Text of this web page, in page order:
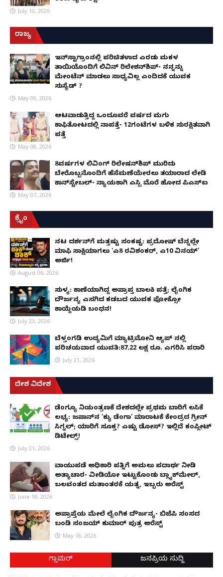
July 10, 2026
ರಾಜ್ಯ
ಇನ್​ಸ್ಟಾಗ್ರಾಂನಲ್ಲಿ ಪರಿಚಿತಳಾದ ಎರಡು ಮಕ್ಕಳ
ತಾಯಿಯೊಂದಿಗೆ ಲಿವಿನ್ ರಿಲೇಶನ್​ಶಿಪ್- ನನ್ನನ್ನು
ಮೇಂಟೆನ್ ಮಾಡಲು ಸಾಧ್ಯವಿಲ್ಲ ಎಂದಿದಕ್ಕೆ ಯುವಕ
ಸುಸೈಡ್ ?
May 09, 2026
ಆಟವಾಡುತ್ತಿದ್ದ ಒಂದೂವರೆ ವರ್ಷದ ಮಗು
ಕಾಫಿತೋಟದಲ್ಲಿ ನಾಪತ್ತೆ- 12ಗಂಟೆಗಳ ಬಳಿಕ ಸುರಕ್ಷಿತವಾಗಿ
ಪತ್ತೆ
May 08, 2026
8ವರ್ಷಗಳ ಲಿವಿಂಗ್‌ ರಿಲೇಷನ್‌ಶಿಪ್ ಮುರಿದು
ಬೇರೊಬ್ಬನೊಂದಿಗೆ ಹೆಸೆಮಣೆಯೇರಲು ತಯಾರಾದ ಲೇಡಿ
ಕಾನ್‌ಸ್ಟೇಬಲ್- ನ್ಯಾಯಕ್ಕಾಗಿ ಎಸ್ಪಿ ಮೊರೆ ಹೋದ ಪಿಎಸ್ಐ
May 07, 2026
ಕ್ರೈಂ
ನಟ ದರ್ಶನ್‌ಗೆ ಮತ್ತಷ್ಟು ಸಂಕಷ್ಟ: ಪ್ರದೋಷ್ ಬೆನ್ನಲ್ಲೇ
ಮಾಫಿ ಸಾಕ್ಷಿಯಾಗಲು 'ಎ8 ರವಿಶಂಕರ್, ಎ10 ವಿನಯ್'
ಅರ್ಜಿ!
August 06, 2026
ಸುಳ್ಯ: ಕಾಣೆಯಾಗಿದ್ದ ಅಪ್ರಾಪ್ತ ಬಾಲಕಿ ಪತ್ತೆ; ಲೈಂಗಿಕ
ದೌರ್ಜನ್ಯ ಎಸಗಿದ ಕಡಬದ ಯುವಕ ಪೋಕ್ಸೋ
ಕಾಯ್ದೆಯಡಿ ಬಂಧನ!
July 23, 2026
ಬೆಳ್ತಂಗಡಿ ಉದ್ಯಮಿಗೆ ಮ್ಯಾಟ್ರಿಮೋನಿ ಆ್ಯಪ್ ನಲ್ಲಿ
ಪರಿಚಯವಾದ ಯುವತಿ:87.22 ಲಕ್ಷ ರೂ. ಎಗರಿಸಿ ಪರಾರಿ
July 21, 2026
ದೇಶ ವಿದೇಶ
ಡೆಂಗ್ಯೂ ನಿಯಂತ್ರಣಕ್ಕೆ ದೇಶದಲ್ಲೇ ಪ್ರಥಮ ಬಾರಿಗೆ ಲಸಿಕೆ
ಲಭ್ಯ: ಜಪಾನ್‌ನ 'ಕ್ಯು ಡೆಂಗಾ' ಮಾರಾಟಕ್ಕೆ ಕೇಂದ್ರದ ಗ್ರೀನ್
ಸಿಗ್ನಲ್; ಯಾರಿಗೆ ಸೂಕ್ತ? ಎಷ್ಟು ಡೋಸ್? ಇಲ್ಲಿದೆ ಕಂಪ್ಲೀಟ್
ಡಿಟೇಲ್ಸ್!
July 21, 2026
ವಾಯುಪಡೆ ಅಧಿಕಾರಿ ಪತ್ನಿಗೆ ಅಮಲು ಪದಾರ್ಥ ನೀಡಿ
ಅತ್ಯಾಚಾರ- ವೀಡಿಯೋ ಇಟ್ಟುಕೊಂಡು ಬ್ಲ್ಯಾಕ್‌ಮೇಲ್,
ಬಲವಂತದ ಮತಾಂತರಕ್ಕೆ ಯತ್ನ, ಇಬ್ಬರು ಅರೆಸ್ಟ್
June 18, 2026
ಅಪ್ರಾಪ್ತೆಯ ಮೇಲೆ ಲೈಂಗಿಕ ದೌರ್ಜನ್ಯ- ಬಿಜೆಪಿ ಸಂಸದ
ಬಂಡಿ ಸಂಜಯ್ ಕುಮಾರ್ ಪುತ್ರ ಅರೆಸ್ಟ್
May 18, 2026
ಗ್ಲಾಮರ್ ಜನಪ್ರಿಯ ಸುದ್ದಿ